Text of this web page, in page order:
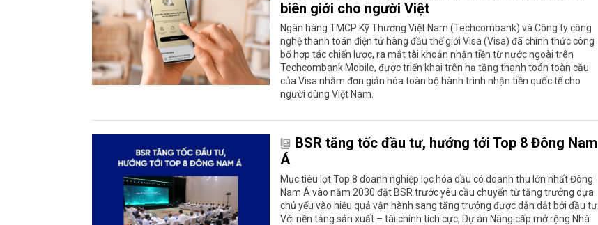
biên giới cho người Việt
Ngân hàng TMCP Kỹ Thương Việt Nam (Techcombank) và Công ty công
nghệ thanh toán điện tử hàng đầu thế giới Visa (Visa) đã chính thức công
bố hợp tác chiến lược, ra mắt tài khoản nhận tiền từ nước ngoài trên
Techcombank Mobile, được triển khai trên hạ tầng thanh toán toàn cầu
của Visa nhằm đơn giản hóa toàn bộ hành trình nhận tiền quốc tế cho
người dùng Việt Nam.
BSR tăng tốc đầu tư, hướng tới Top 8 Đông Nam
Á
Mục tiêu lọt Top 8 doanh nghiệp lọc hóa dầu có doanh thu lớn nhất Đông
Nam Á vào năm 2030 đặt BSR trước yêu cầu chuyển từ tăng trưởng dựa
chủ yếu vào hiệu quả vận hành sang tăng trưởng được dẫn dắt bởi đầu tư.
Với nền tảng sản xuất – tài chính tích cực, Dự án Nâng cấp mở rộng Nhà